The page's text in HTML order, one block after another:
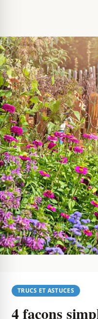
TRUCS ET ASTUCES
4 façons